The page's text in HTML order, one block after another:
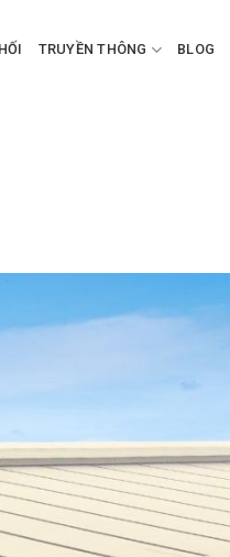
TRUYỀN THÔNG BLOG